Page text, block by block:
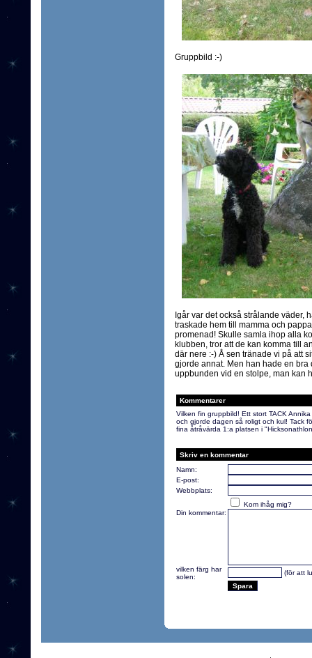
Gruppbild :-)
Igår var det också strålande väder,
traskade hem till mamma och
promenad! Skulle samla ihop alla
klubben, tror att de kan komma till
där nere :-) Å sen tränade vi på att
gjorde annat. Men han hade en bra
uppbunden vid en stolpe, man kan
Kommentarer
Vilken fin gruppbild! Ett stort TACK
och gjorde dagen så roligt och kul! Tack
fina åtråvärda 1:a platsen i
Skriv en kommentar
Namn:
E-post:
Webbplats:
Kom ihåg mig?
Din kommentar:
vilken färg har
solen:
(för att